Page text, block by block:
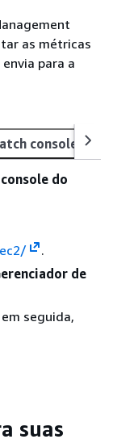
as métricas
para a
console
do
.
de
seguida,
suas